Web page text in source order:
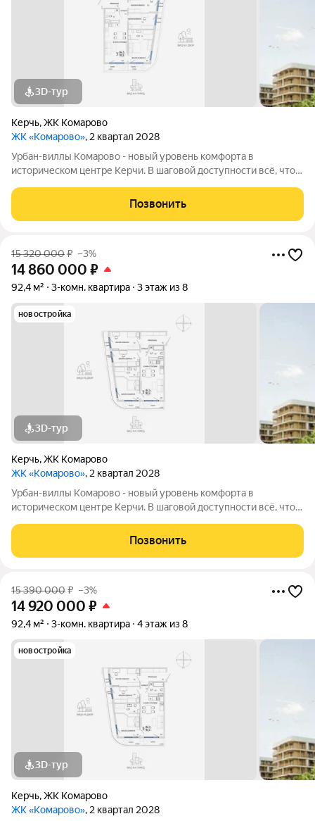
3D-тур
Керчь,ЖК Комарово
ЖК «Комарово», 2 квартал 2028
Урбан-виллы Комарово - новый уровень комфорта в
историческом центре Керчи. В шаговой доступности всё, что
благодаря обилию парковых зон. Прямо под окнами самый
большой ландшафтный парк в
Позвонить
15 320 000₽ –3%
14 860 000 ₽
92,4 м² 3-комн. квартира 3 этаж из 8
новостройка
3D-тур
Керчь,ЖК Комарово
ЖК «Комарово», 2 квартал 2028
Урбан-виллы Комарово - новый уровень комфорта в
историческом центре Керчи. В шаговой доступности всё, что
благодаря обилию парковых зон. Прямо под окнами самый
большой ландшафтный парк в
Позвонить
15 390 000₽ –3%
14 920 000 ₽
92,4 м² 3-комн. квартира 4 этаж из 8
новостройка
3D-тур
Керчь,ЖК Комарово
ЖК «Комарово», 2 квартал 2028